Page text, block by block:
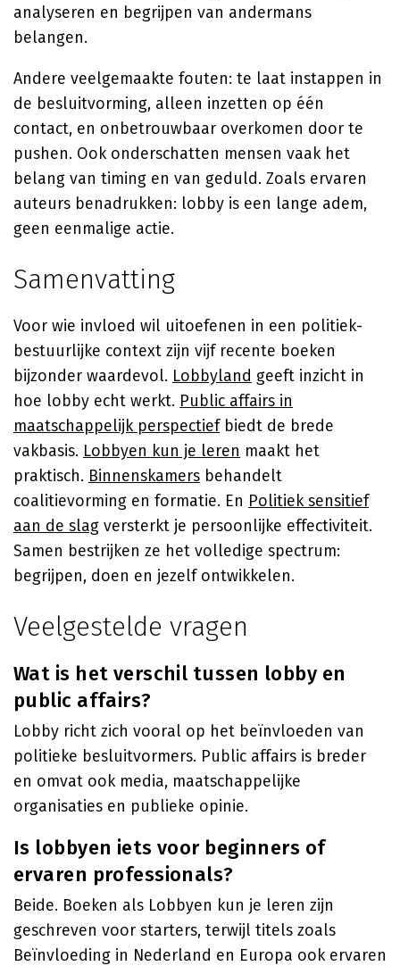
analyseren en begrijpen van andermans
belangen.
Andere veelgemaakte fouten: te laat instappen in
de besluitvorming, alleen inzetten op één
contact, en onbetrouwbaar overkomen door te
pushen. Ook onderschatten mensen vaak het
belang van timing en van geduld. Zoals ervaren
auteurs benadrukken: lobby is een lange adem,
geen eenmalige actie.
Samenvatting
Voor wie invloed wil uitoefenen in een politiek-
bestuurlijke context zijn vijf recente boeken
bijzonder waardevol. Lobbyland geeft inzicht in
hoe lobby echt werkt. Public affairs in
maatschappelijk perspectiefbiedt de brede
vakbasis. Lobbyen kun je leren maakt het
praktisch. Binnenskamers behandelt
coalitievorming en formatie. En Politiek sensitief
aan de slag versterkt je persoonlijke effectiviteit.
Samen bestrijken ze het volledige spectrum:
begrijpen, doen en jezelf ontwikkelen.
Veelgestelde vragen
Wat is het verschil tussen lobby en
public affairs?
Lobby richt zich vooral op het beïnvloeden van
politieke besluitvormers. Public affairs is breder
en omvat ook media, maatschappelijke
organisaties en publieke opinie.
Is lobbyen iets voor beginners of
ervaren professionals?
Beide. Boeken als Lobbyen kun je leren zijn
geschreven voor starters, terwijl titels zoals
Beïnvloeding in Nederland en Europa ook ervaren